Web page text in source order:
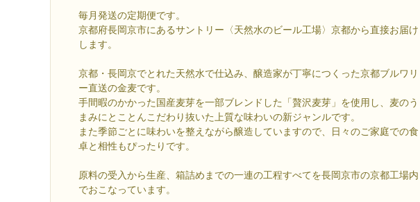
毎月発送の定期便です。
京都府長岡京市にあるサントリー〈天然水のビール工場〉京都から直接お届け
します。
京都・長岡京でとれた天然水で仕込み、醸造家が丁寧につくった京都ブルワリ
ー直送の金麦です。
手間暇のかかった国産麦芽を一部ブレンドした「贅沢麦芽」を使用し、麦のう
まみにとことんこだわり抜いた上質な味わいの新ジャンルです。
また季節ごとに味わいを整えながら醸造していますので、日々のご家庭での食
卓と相性もぴったりです。
原料の受入から生産、箱詰めまでの一連の工程すべてを長岡京市の京都工場内
でおこなっています。